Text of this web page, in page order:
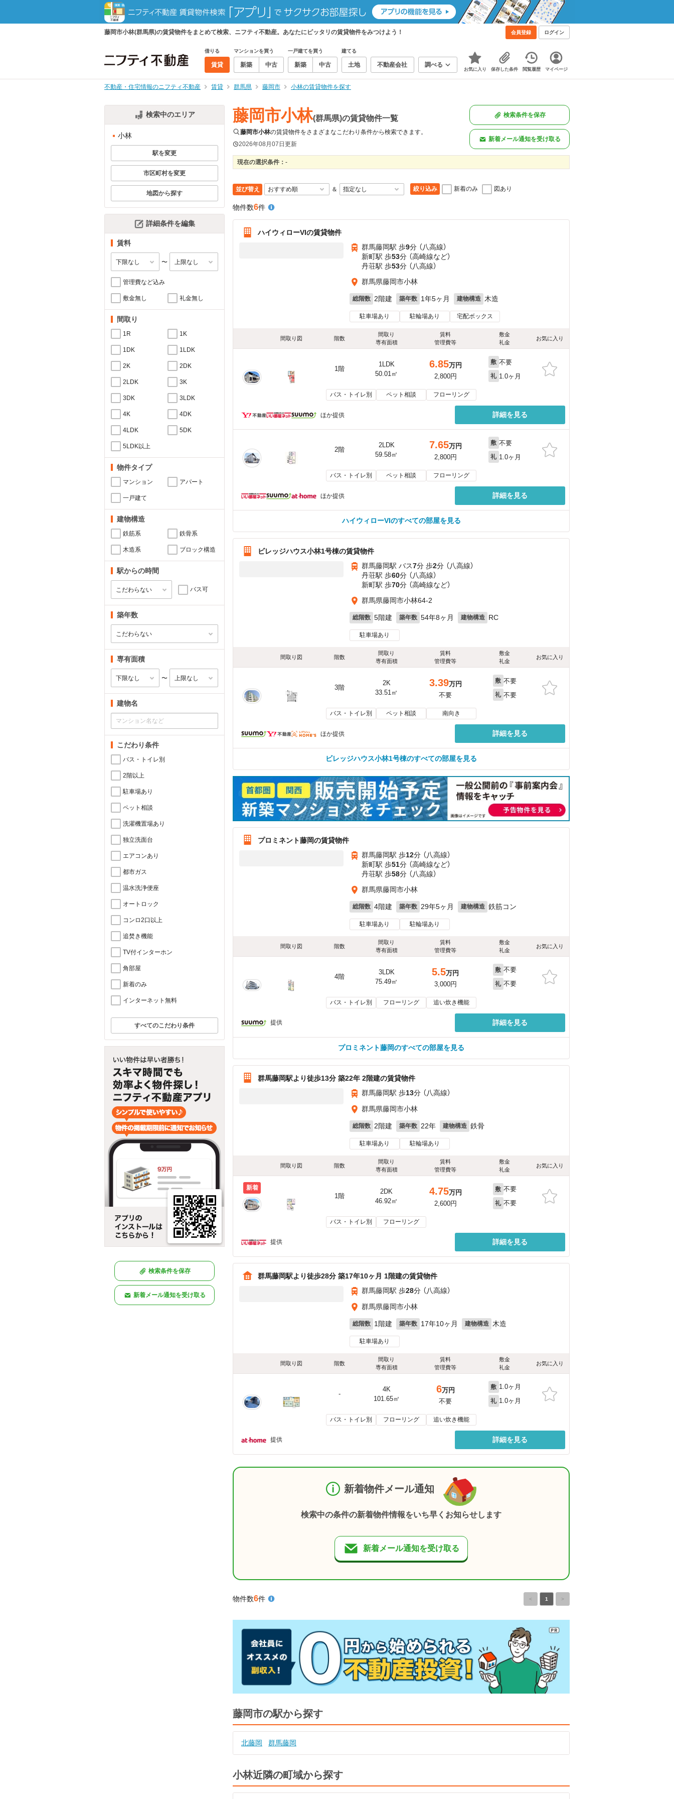
藤岡市小林(群馬県)の賃貸物件をまとめて検索、ニフティ不動産。あなたにピッタリの賃貸物件をみつけよう！ 会員登録 ログイン
借りる
賃貸
マンションを買う
新築 中古
一戸建てを買う
新築 中古
建てる
土地 不動産会社 調べる
お気に入り 保存した条件 閲覧履歴 マイページ
不動産・住宅情報のニフティ不動産 賃貸 群馬県 藤岡市 小林の賃貸物件を探す
検索中のエリア
小林
駅を変更
市区町村を変更
地図から探す
詳細条件を編集
賃料
〜
管理費など込み
敷金無し 礼金無し
間取り
1R 1K
1DK 1LDK
2K 2DK
2LDK 3K
3DK 3LDK
4K 4DK
4LDK 5DK
5LDK以上
物件タイプ
マンション アパート
一戸建て
建物構造
鉄筋系 鉄骨系
木造系 ブロック構造
駅からの時間
バス可
築年数
専有面積
〜
建物名
こだわり条件
バス・トイレ別
2階以上
駐車場あり
ペット相談
洗濯機置場あり
独立洗面台
エアコンあり
都市ガス
温水洗浄便座
オートロック
コンロ2口以上
追焚き機能
TV付インターホン
角部屋
新着のみ
インターネット無料
すべてのこだわり条件
検索条件を保存
新着メール通知を受け取る
藤岡市小林(群馬県)の賃貸物件一覧
藤岡市小林の賃貸物件をさまざまなこだわり条件から検索できます。
2026年08月07日更新
検索条件を保存
新着メール通知を受け取る
現在の選択条件： -
並び替え ＆ 絞り込み 新着のみ 図あり
物件数6件
ハイウィローVIの賃貸物件
群馬藤岡駅 歩9分 （八高線）
新町駅 歩53分 （高崎線など）
丹荘駅 歩53分 （八高線）
群馬県藤岡市小林
総階数 2階建 築年数 1年5ヶ月 建物構造 木造
駐車場あり 駐輪場あり 宅配ボックス
間取り図 階数
間取り
専有面積
賃料
管理費等
敷金
礼金
お気に入り
1階
1LDK
50.01㎡
6.85万円
2,800円
敷 不要
礼 1.0ヶ月
バス・トイレ別 ペット相談 フローリング
ほか提供 詳細を見る
2階
2LDK
59.58㎡
7.65万円
2,800円
敷 不要
礼 1.0ヶ月
バス・トイレ別 ペット相談 フローリング
ほか提供 詳細を見る
ハイウィローVIのすべての部屋を見る
ビレッジハウス小林1号棟の賃貸物件
群馬藤岡駅 バス7分 歩2分 （八高線）
丹荘駅 歩60分 （八高線）
新町駅 歩70分 （高崎線など）
群馬県藤岡市小林64-2
総階数 5階建 築年数 54年8ヶ月 建物構造 RC
駐車場あり
間取り図 階数
間取り
専有面積
賃料
管理費等
敷金
礼金
お気に入り
3階
2K
33.51㎡
3.39万円
不要
敷 不要
礼 不要
バス・トイレ別 ペット相談 南向き
ほか提供 詳細を見る
ビレッジハウス小林1号棟のすべての部屋を見る
プロミネント藤岡の賃貸物件
群馬藤岡駅 歩12分 （八高線）
新町駅 歩51分 （高崎線など）
丹荘駅 歩58分 （八高線）
群馬県藤岡市小林
総階数 4階建 築年数 29年5ヶ月 建物構造 鉄筋コン
駐車場あり 駐輪場あり
間取り図 階数
間取り
専有面積
賃料
管理費等
敷金
礼金
お気に入り
4階
3LDK
75.49㎡
5.5万円
3,000円
敷 不要
礼 不要
バス・トイレ別 フローリング 追い炊き機能
提供 詳細を見る
プロミネント藤岡のすべての部屋を見る
群馬藤岡駅より徒歩13分 築22年 2階建の賃貸物件
群馬藤岡駅 歩13分 （八高線）
群馬県藤岡市小林
総階数 2階建 築年数 22年 建物構造 鉄骨
駐車場あり 駐輪場あり
間取り図 階数
間取り
専有面積
賃料
管理費等
敷金
礼金
お気に入り
新着
1階
2DK
46.92㎡
4.75万円
2,600円
敷 不要
礼 不要
バス・トイレ別 フローリング
提供 詳細を見る
群馬藤岡駅より徒歩28分 築17年10ヶ月 1階建の賃貸物件
群馬藤岡駅 歩28分 （八高線）
群馬県藤岡市小林
総階数 1階建 築年数 17年10ヶ月 建物構造 木造
駐車場あり
間取り図 階数
間取り
専有面積
賃料
管理費等
敷金
礼金
お気に入り
-
4K
101.65㎡
6万円
不要
敷 1.0ヶ月
礼 1.0ヶ月
バス・トイレ別 フローリング 追い炊き機能
提供 詳細を見る
新着物件メール通知
検索中の条件の新着物件情報をいち早くお知らせします
新着メール通知を受け取る
物件数6件 < 1 >
藤岡市の駅から探す
北藤岡 群馬藤岡
小林近隣の町域から探す